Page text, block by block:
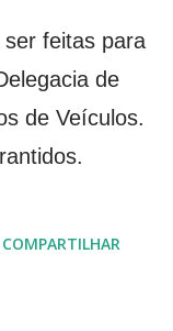
feitas para
de
de Veículos.
COMPARTILHAR